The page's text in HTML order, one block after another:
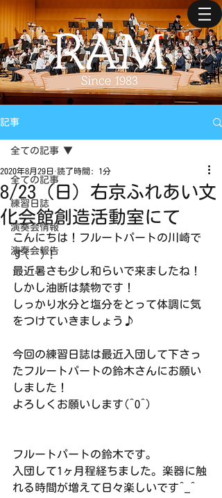
記事
全ての記事
練習日誌
演奏会情報
演奏会報告
全ての記事
8/23（日）右京ふれあい文
化会館創造活動室にて
2020年8月29日 読了時間: 1分
こんにちは！フルートパートの川崎で
す(^^)！
最近暑さも少し和らいで来ましたね！
しかし油断は禁物です！
しっかり水分と塩分をとって体調に気
をつけていきましょう♪
今回の練習日誌は最近入団して下さっ
たフルートパートの鈴木さんにお願い
しました！
よろしくお願いします(^O^)
フルートパートの鈴木です。
入団して1ヶ月程経ちました。楽器に触
れる時間が増えて日々楽しいです^_^